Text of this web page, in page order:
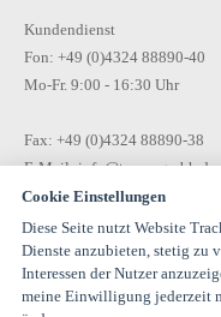
Kundendienst
Fon: +49 (0)4324 88890-40
Mo-Fr. 9:00 - 16:30 Uhr
Fax: +49 (0)4324 88890-38
E-Mail: info@tecon-gmbh.de
Cookie Einstellungen
Diese Seite nutzt Website
Dienste anzubieten, stetig zu
Interessen der Nutzer
meine Einwilligung jederzeit